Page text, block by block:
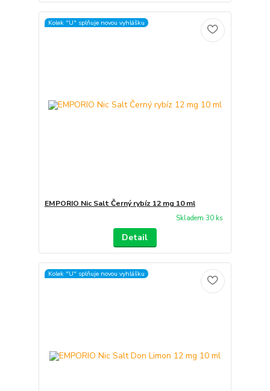
Kolek "U" splňuje novou vyhlášku
EMPORIO Nic Salt Černý rybíz 12 mg 10 ml
Skladem 30 ks
Detail
Kolek "U" splňuje novou vyhlášku